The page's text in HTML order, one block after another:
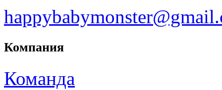
Компания
Команда